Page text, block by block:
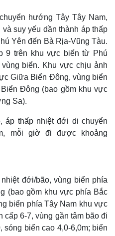
hướng Tây Tây Nam,
suy yếu dần thành áp thấp
Yên đến Bà Rịa-Vũng Tàu.
9 trên khu vực biển từ Phú
biển. Khu vực chịu ảnh
Giữa Biển Đông, vùng biển
Đông (bao gồm khu vực
Sa).
áp thấp nhiệt đới di chuyển
mỗi giờ đi được khoảng
đới/bão, vùng biển phía
(bao gồm khu vực phía Bắc
biển phía Tây Nam khu vực
6-7, vùng gần tâm bão đi
sóng biển cao 4,0-6,0m; biển